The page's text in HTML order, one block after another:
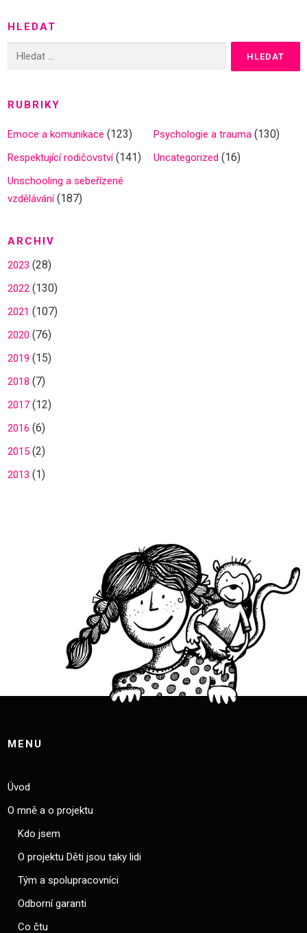
HLEDAT
Vyhledávání
RUBRIKY
Emoce a komunikace (123) Psychologie a trauma (130)
Respektující rodičovství(141) Uncategorized (16)
Unschooling a sebeřízené
vzdělávání(187)
ARCHIV
2023 (28)
2022(130)
2021 (107)
2020 (76)
2019 (15)
2018 (7)
2017(12)
2016 (6)
2015(2)
2013 (1)
MENU
Úvod
O mně a o projektu
Kdo jsem
O projektu Děti jsou taky lidi
Tým a spolupracovníci
Odborní garanti
Co čtu